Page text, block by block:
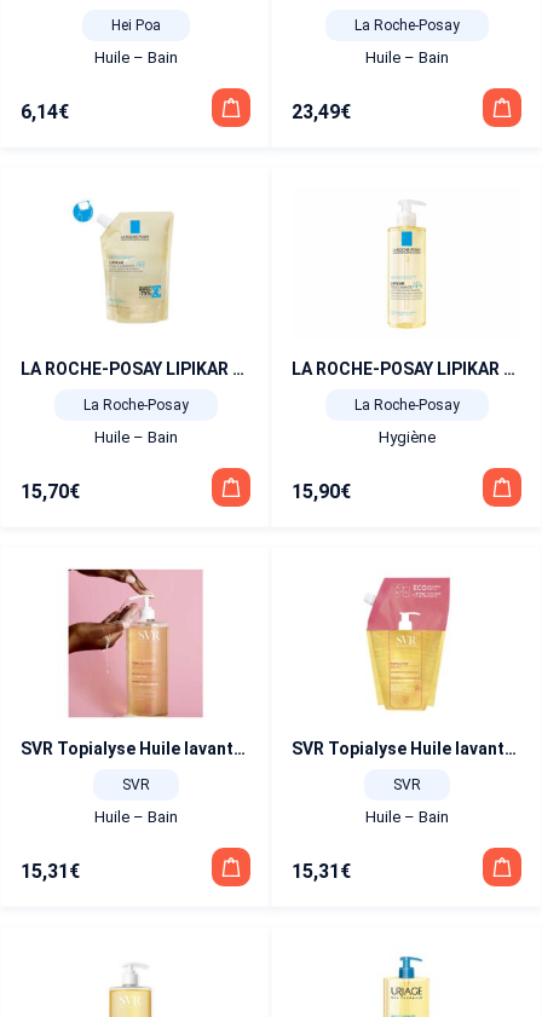
Hei Poa
Huile – Bain
6,14€
La Roche-Posay
Huile – Bain
23,49€
LA ROCHE-POSAY LIPIKAR AP+ Huile Lavante Eco-recharge 400 ml
La Roche-Posay
Huile – Bain
15,70€
LA ROCHE-POSAY LIPIKAR huile lavante relipidante anti-irritations 400 ml
La Roche-Posay
Hygiène
15,90€
SVR Topialyse Huile lavante 1 l
SVR
Huile – Bain
15,31€
SVR Topialyse Huile lavante 1 l – recharge
SVR
Huile – Bain
15,31€